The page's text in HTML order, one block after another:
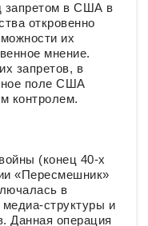
запретом в США в
откровенно
их
мнение.
запретов, в
поле США
контролем.
(конец 40-х
«Пересмешник»
в
структуры и
Данная операция